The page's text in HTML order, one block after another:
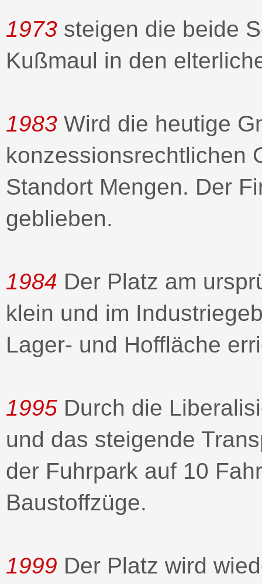
1973 steigen die beide
Kußmaul in den
1983 Wird die heutige
konzessionsrechtlichen
Standort Mengen. Der
geblieben.
1984 Der Platz am
klein und im
Lager- und Hoffläche
1995 Durch die
und das steigende
der Fuhrpark auf 10
Baustoffzüge.
1999 Der Platz wird